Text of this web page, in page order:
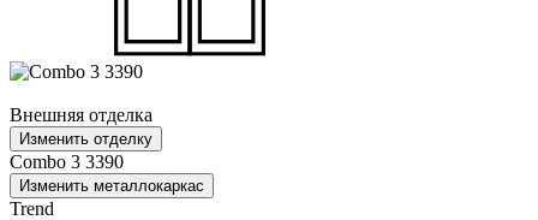
Внешняя отделка
Изменить отделку
Combo 3 3390
Изменить металлокаркас
Trend